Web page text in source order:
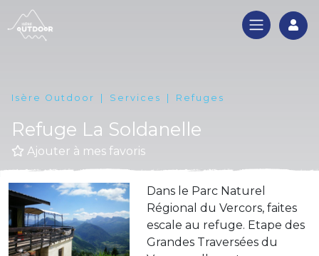
Isère Outdoor Services Refuges
Refuge La Soldanelle
Ajouter à mes favoris
Dans le Parc Naturel
Régional du Vercors, faites
escale au refuge. Etape des
Grandes Traversées du